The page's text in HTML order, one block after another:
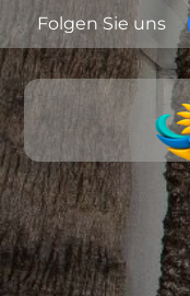
Folgen Sie uns